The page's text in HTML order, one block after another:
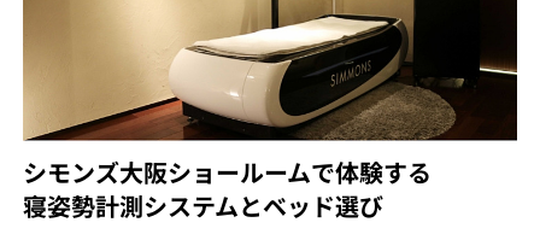
シモンズ大阪ショールームで体験する
寝姿勢計測システムとベッド選び